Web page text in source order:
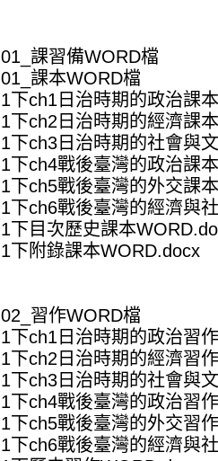
01_課習備WORD檔
01_課本WORD檔
1下ch1日治時期的政治課
1下ch2日治時期的經濟課
1下ch3日治時期的社會與
1下ch4戰後臺灣的政治課
1下ch5戰後臺灣的外交課
1下ch6戰後臺灣的經濟與
1下目次歷史課本
1下附錄課本WORD.docx
02_習作WORD檔
1下ch1日治時期的政治習
1下ch2日治時期的經濟習
1下ch3日治時期的社會與
1下ch4戰後臺灣的政治習
1下ch5戰後臺灣的外交習
1下ch6戰後臺灣的經濟與